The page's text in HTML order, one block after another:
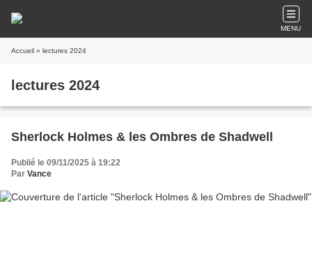
MENU
Accueil » lectures 2024
lectures 2024
Sherlock Holmes & les Ombres de Shadwell
Publié le 09/11/2025 à 19:22
Par Vance